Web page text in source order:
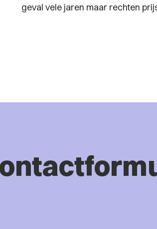
geval vele jaren maar rechten